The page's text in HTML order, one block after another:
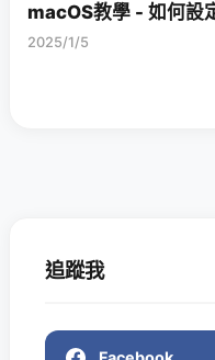
macOS教學 - 如何設
2025/1/5
追蹤我